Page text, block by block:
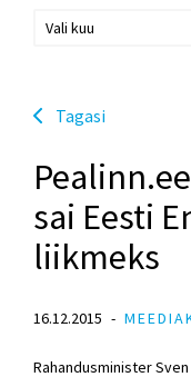
Tagasi
sai Eesti
liikmeks
16.12.2015
Rahandusminister